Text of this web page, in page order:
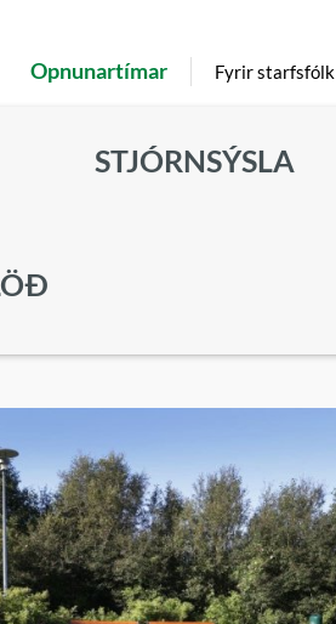
STJÓRNSÝSLA
Opnunartímar Fyrir starfsfólk